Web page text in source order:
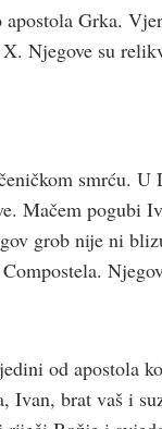
Grka.
Njegove su
smrću.
Mačem pogubi
grob nije ni
od apostola
Ivan, brat vaš i